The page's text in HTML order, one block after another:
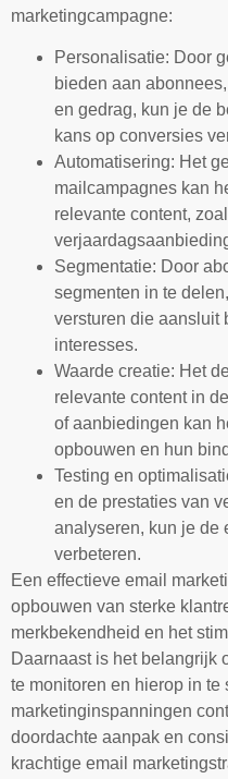
marketingcampagne:
Personalisatie: Door
bieden aan
en gedrag, kun je de
kans op conversies
Automatisering: Het
mailcampagnes kan
relevante content,
Segmentatie: Door
segmenten in te
versturen die aansluit
interesses.
Waarde creatie: Het
relevante content in
of aanbiedingen kan
opbouwen en hun
Testing en
en de prestaties van
analyseren, kun je de
verbeteren.
Een effectieve email
opbouwen van sterke
merkbekendheid en het
Daarnaast is het belangrijk
te monitoren en hierop in te
marketinginspanningen
doordachte aanpak en
krachtige email